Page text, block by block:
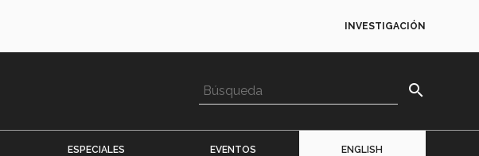
INVESTIGACIÓN
search
ESPECIALES EVENTOS ENGLISH